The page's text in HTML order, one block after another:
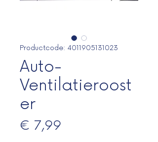
Productcode: 4011905131023
Auto-
Ventilatieroost
er
€ 7,99